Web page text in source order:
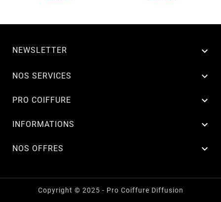
NEWSLETTER 
NOS SERVICES 
PRO COIFFURE 
INFORMATIONS 
NOS OFFRES 
Copyright © 2025 - Pro Coiffure Diffusion